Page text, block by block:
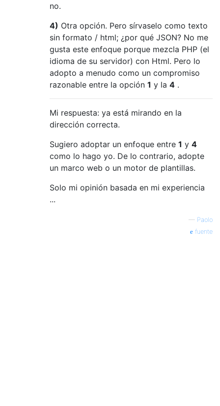
no.
4) Otra opción. Pero sírvaselo como texto
sin formato / html; ¿por qué JSON? No me
gusta este enfoque porque mezcla PHP (el
idioma de su servidor) con Html. Pero lo
adopto a menudo como un compromiso
razonable entre la opción 1 y la 4 .
Mi respuesta: ya está mirando en la
dirección correcta.
Sugiero adoptar un enfoque entre 1 y 4
como lo hago yo. De lo contrario, adopte
un marco web o un motor de plantillas.
Solo mi opinión basada en mi experiencia
...
— Paolo
fuente